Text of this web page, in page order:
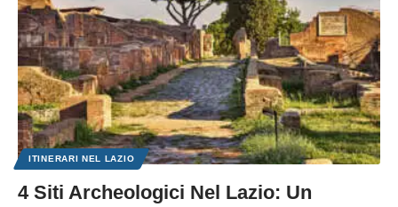
ITINERARI NEL LAZIO
4 Siti Archeologici Nel Lazio: Un